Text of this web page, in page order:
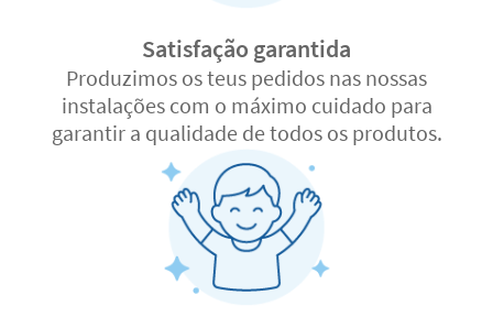
Satisfação garantida
Produzimos os teus pedidos nas nossas
instalações com o máximo cuidado para
garantir a qualidade de todos os produtos.